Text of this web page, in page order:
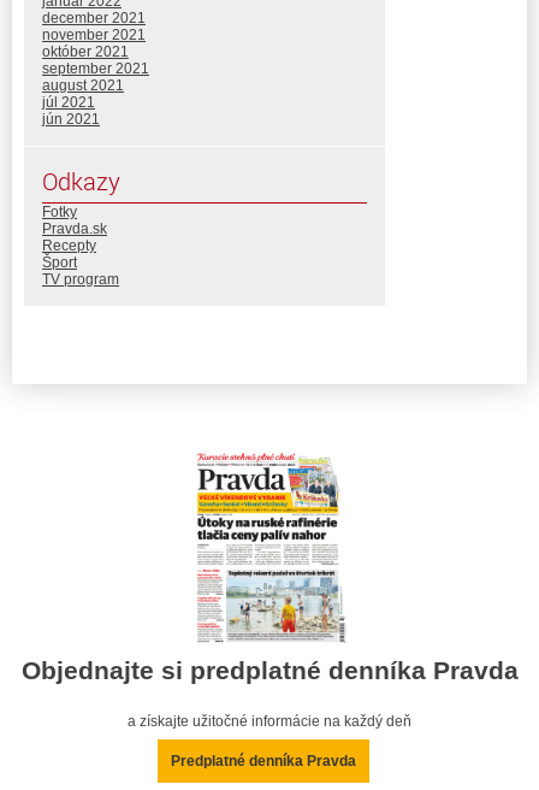
december 2021
november 2021
október 2021
september 2021
august 2021
júl 2021
jún 2021
Odkazy
Fotky
Pravda.sk
Recepty
Šport
TV program
Objednajte si predplatné denníka Pravda
a získajte užitočné informácie na každý deň
Predplatné denníka Pravda